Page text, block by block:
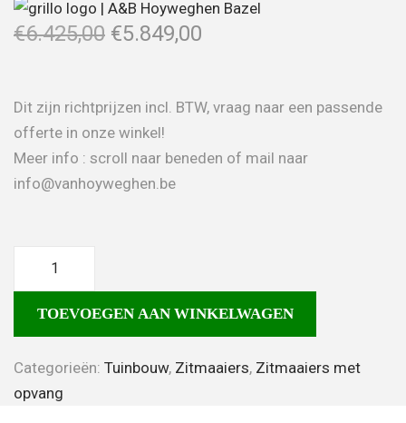
€6.425,00 €5.849,00
Dit zijn richtprijzen incl. BTW, vraag naar een passende
offerte in onze winkel!
Meer info : scroll naar beneden of mail naar
info@vanhoyweghen.be
TOEVOEGEN AAN WINKELWAGEN
Categorieën: Tuinbouw, Zitmaaiers, Zitmaaiers met
opvang